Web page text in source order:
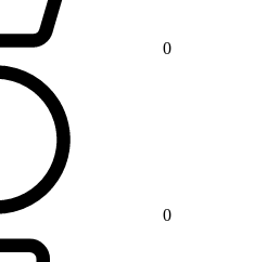
0
0